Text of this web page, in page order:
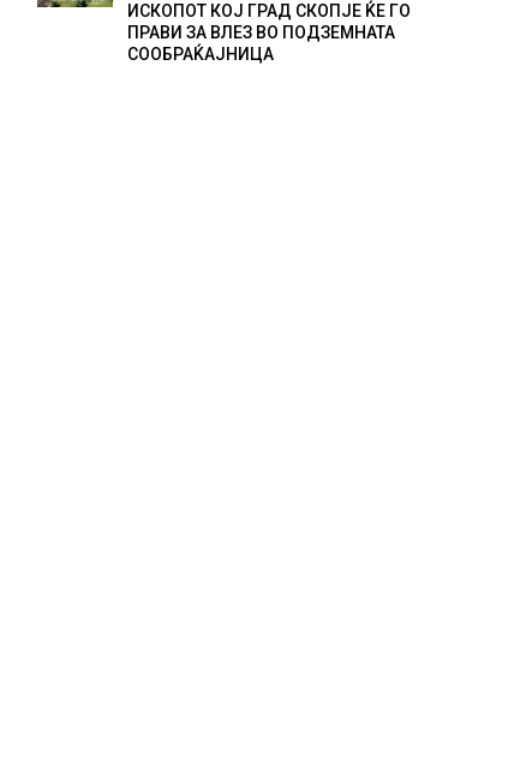
ИСКОПОТ КОЈ ГРАД СКОПЈЕ ЌЕ ГО
ПРАВИ ЗА ВЛЕЗ ВО ПОДЗЕМНАТА
СООБРАЌАЈНИЦА